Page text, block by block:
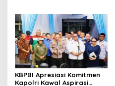
KBPBI Apresiasi Komitmen
Kapolri Kawal Aspirasi